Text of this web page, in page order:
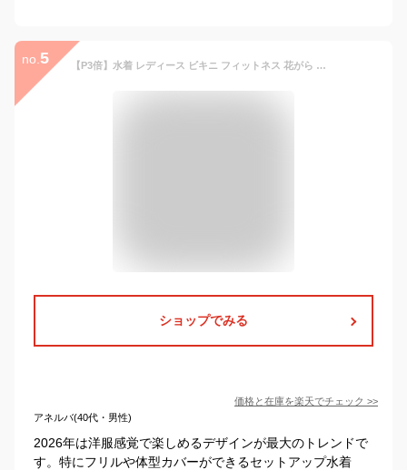
no. 5 【P3倍】水着 レディース ビキニ フィットネス 花がら かわいい バンドゥ おしゃれ 海 プール シンプル セパレート レトロフラワー 通販 2026 ハロウィン コスプレ
ショップでみる
価格と在庫を楽天でチェック >>
アネルバ(40代・男性)
2026年は洋服感覚で楽しめるデザインが最大のトレンドで
す。特にフリルや体型カバーができるセットアップ水着